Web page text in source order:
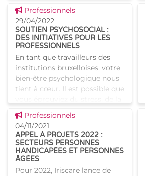
pourquoi, Iriscare souhaite
vous informer de deux initi
Voir cette news
Professionnels
29/04/2022
SOUTIEN PSYCHOSOCIAL :
DES INITIATIVES POUR LES
PROFESSIONNELS
En tant que travailleurs des
institutions bruxelloises, votre
bien-être psychologique nous
tient à cœur. Il est possible que
désorientation, de l’angoisse
ou en
Voir cette news
Professionnels
04/11/2021
APPEL À PROJETS 2022 :
SECTEURS PERSONNES
HANDICAPÉES ET PERSONNES
ÂGÉES
Pour 2022, Iriscare lance de